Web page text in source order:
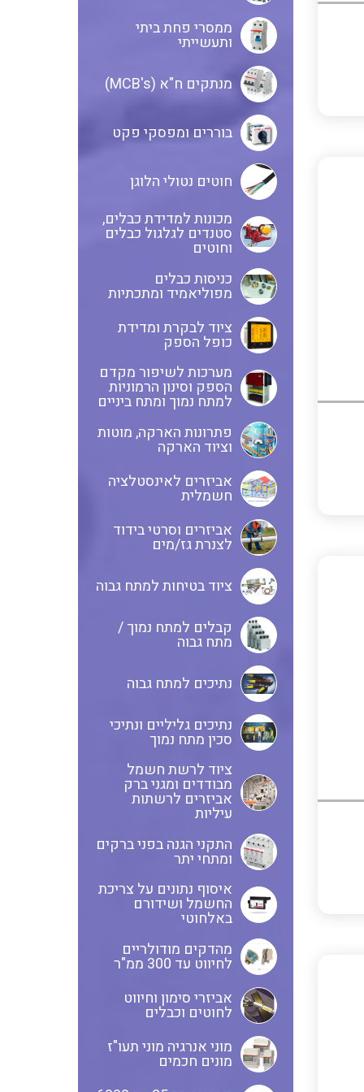
אביזרים לאינסטלציה חשמלית
ציוד בטיחות למתח גבוה
נתיכים למתח גבוה
ציוד לרשת חשמל מבודדים ומגני
ברק אביזרים לרשתות עיליות
איסוף נתונים על צריכת החשמל
ושידורם באלחוטי
אביזרי סימון וחיווט לחוטים
וכבלים
פסי צבירה 25 עד 6000 אמפר
כלי עבודה
קופסאות ולוחות תחת הטיח
המיועדות ללוחות גבס
אביזרי קצה – אינסטלציה
חשמלית SYSTEM CHORUS
לוחות שירות בשילוב מא"זים,
אינטרלוקים ושקעים
לוחות מודולריים להתקנה מעל
ומתחת לטיח
משנה זרם
כבלי אלומניום
כבלים אלומניום למתח גבוה
בקרי בטיחות
ממסרי בטיחות
בקרי טמפרטורה
תצוגת וצגים לאותות אנלוגיים
ממסרים גובה נוזל להתקנה על פס
דין
ספקי כח לפס דין חד פאזי / תלת
פאזי בזיווד מתכתי / פלסטי
מ"מ
תיבות לחצנים תעשייתיים
מערכות ממשקים לתקשורת I/O
ציוד שטח
ANYBUS – חיבורים של רשתות
תקשורת אחת לשנייה מכל סוג
ולכל סוג
מדידות פיזיקאליות ספיקה
ובקרת תהליך
בוחני להבה ומערכות לבקרת
בערה BMS
ממסרי פחת ביתי
ותעשייתי
מנתקים ח"א (MCB's)
בוררים ומפסקי פקט
חוטים נטולי הלוגן
מכונות למדידת כבלים,
סטנדים לגלגול כבלים
וחוטים
כניסות כבלים
מפוליאמיד ומתכתיות
ציוד לבקרת ומדידת
כופל הספק
מערכות לשיפור מקדם
הספק וסינון הרמוניות
למתח נמוך ומתח ביניים
פתרונות הארקה, מוטות
וציוד הארקה
אביזרים לאינסטלציה
חשמלית
אביזרים וסרטי בידוד
לצנרת גז/מים
ציוד בטיחות למתח גבוה
קבלים למתח נמוך /
מתח גבוה
נתיכים למתח גבוה
נתיכים גליליים ונתיכי
סכין מתח נמוך
ציוד לרשת חשמל
מבודדים ומגני ברק
אביזרים לרשתות
עיליות
התקני הגנה בפני ברקים
ומתחי יתר
איסוף נתונים על צריכת
החשמל ושידורם
באלחוטי
מהדקים מודולריים
לחיווט עד 300 ממ"ר
אביזרי סימון וחיווט
לחוטים וכבלים
מוני אנרגיה מוני תעו"ז
מונים חכמים